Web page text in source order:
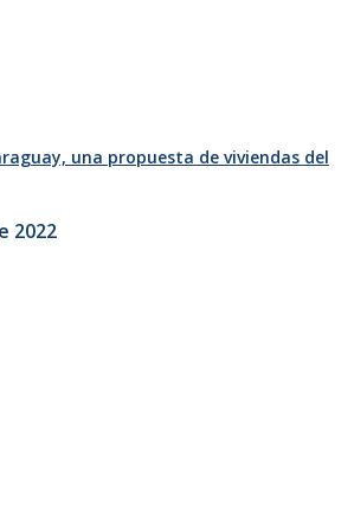
una propuesta de viviendas del
2022